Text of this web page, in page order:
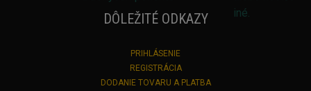
DÔLEŽITÉ ODKAZY
PRIHLÁSENIE
REGISTRÁCIA
DODANIE TOVARU A PLATBA